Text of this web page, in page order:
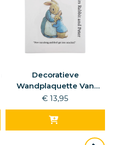
Decoratieve
Wandplaquette Van
Mevrouw Konijn en Peter
€ 13,95